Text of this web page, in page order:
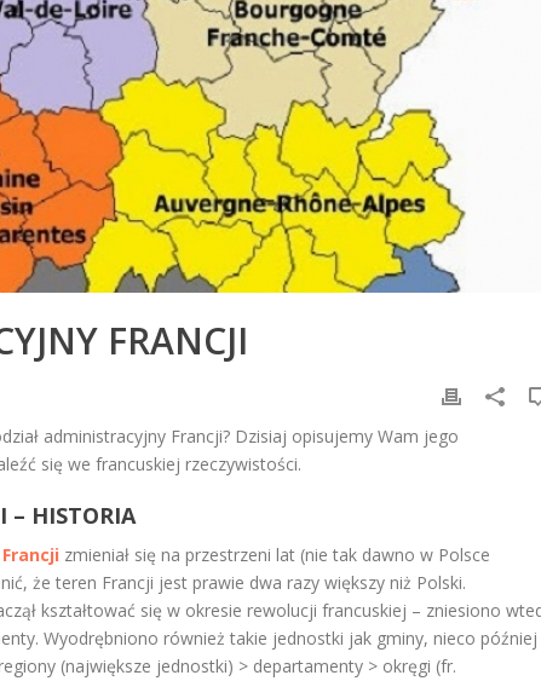
FRANCJI
administracyjny Francji? Dzisiaj opisujemy Wam jego
się we francuskiej rzeczywistości.
– HISTORIA
zmieniał się na przestrzeni lat (nie tak dawno w Polsce
że teren Francji jest prawie dwa razy większy niż Polski.
kształtować się w okresie rewolucji francuskiej – zniesiono
Wyodrębniono również takie jednostki jak gminy, nieco później
(największe jednostki) > departamenty > okręgi (fr.